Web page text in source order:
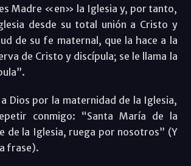
Madre «en» la Iglesia y, por tanto,
desde su total unión a Cristo y
de su fe maternal, que la hace a la
de Cristo y discípula; se le llama la
Dios por la maternidad de la Iglesia,
conmigo: “Santa María de la
de la Iglesia, ruega por nosotros” (Y
frase).